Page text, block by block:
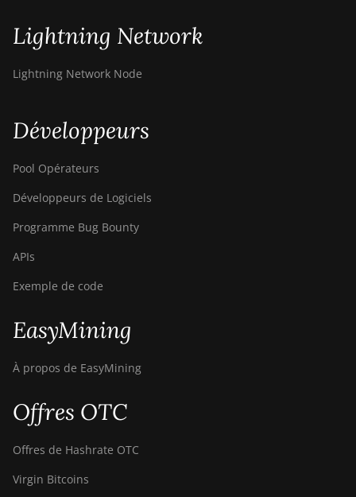
Lightning Network
Lightning Network Node
Développeurs
Pool Opérateurs
Développeurs de Logiciels
Programme Bug Bounty
APIs
Exemple de code
EasyMining
À propos de EasyMining
Offres OTC
Offres de Hashrate OTC
Virgin Bitcoins